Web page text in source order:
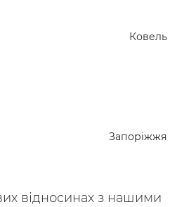
Ковель
Запоріжжя
відносинах з нашими